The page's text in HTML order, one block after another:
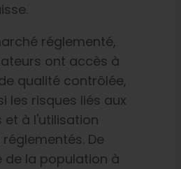
réglementé,
ont accès à
qualité contrôlée,
les risques liés aux
et à l'utilisation
De
de la population à